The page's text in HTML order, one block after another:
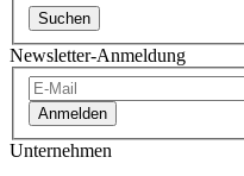
Suchen
Newsletter-Anmeldung
Anmelden
Unternehmen